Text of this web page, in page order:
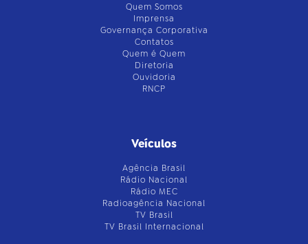
Quem Somos
Imprensa
Governança Corporativa
Contatos
Quem é Quem
Diretoria
Ouvidoria
RNCP
Veículos
Agência Brasil
Rádio Nacional
Rádio MEC
Radioagência Nacional
TV Brasil
TV Brasil Internacional